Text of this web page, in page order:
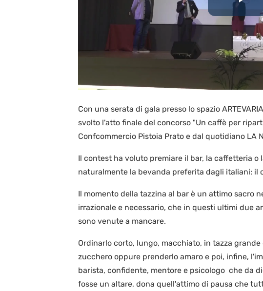
il
Con una serata di gala presso lo spazio
svolto l'atto finale del concorso "Un caffè per
Confcommercio Pistoia Prato e dal quotidiano LA
Il contest ha voluto premiare il bar, la caffetteria
naturalmente la bevanda preferita dagli italiani: il
Il momento della tazzina al bar è un attimo sacro
irrazionale e necessario, che in questi ultimi due
sono venute a mancare.
Ordinarlo corto, lungo, macchiato, in tazza
zucchero oppure prenderlo amaro e poi, infine,
barista, confidente, mentore e psicologo che da
fosse un altare, dona quell'attimo di pausa che